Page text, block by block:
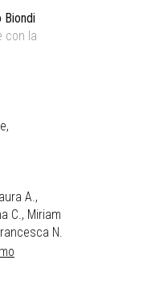
Biondi
con la
A.,
C., Miriam
N.